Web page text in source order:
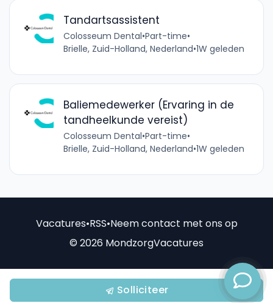
Solliciteer
Tandartsassistent
Colosseum Dental•Part-time•
Brielle, Zuid-Holland, Nederland•1W geleden
Baliemedewerker (Ervaring in de
tandheelkunde vereist)
Colosseum Dental•Part-time•
Brielle, Zuid-Holland, Nederland•1W geleden
Vacatures•RSS•Neem contact met ons op
© 2026 MondzorgVacatures